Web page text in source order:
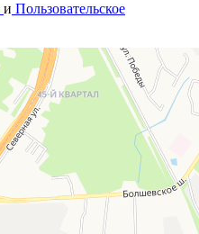
и Пользовательское